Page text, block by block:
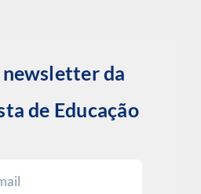
newsletter da
de Educação